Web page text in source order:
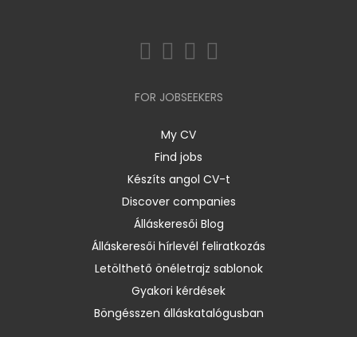
FOR JOBSEEKERS
My CV
Find jobs
Készíts angol CV-t
Discover companies
Álláskeresői Blog
Álláskeresői hírlevél feliratkozás
Letölthető önéletrajz sablonok
Gyakori kérdések
Böngésszen álláskatalógusban